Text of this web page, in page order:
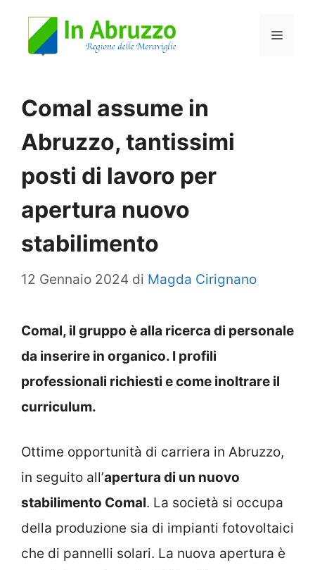
Menu
Comal assume in
Abruzzo, tantissimi
posti di lavoro per
apertura nuovo
stabilimento
12 Gennaio 2024 di Magda Cirignano
Comal, il gruppo è alla ricerca di personale
da inserire in organico. I profili
professionali richiesti e come inoltrare il
curriculum.
Ottime opportunità di carriera in Abruzzo,
in seguito all’apertura di un nuovo
stabilimento Comal. La società si occupa
della produzione sia di impianti fotovoltaici
che di pannelli solari. La nuova apertura è